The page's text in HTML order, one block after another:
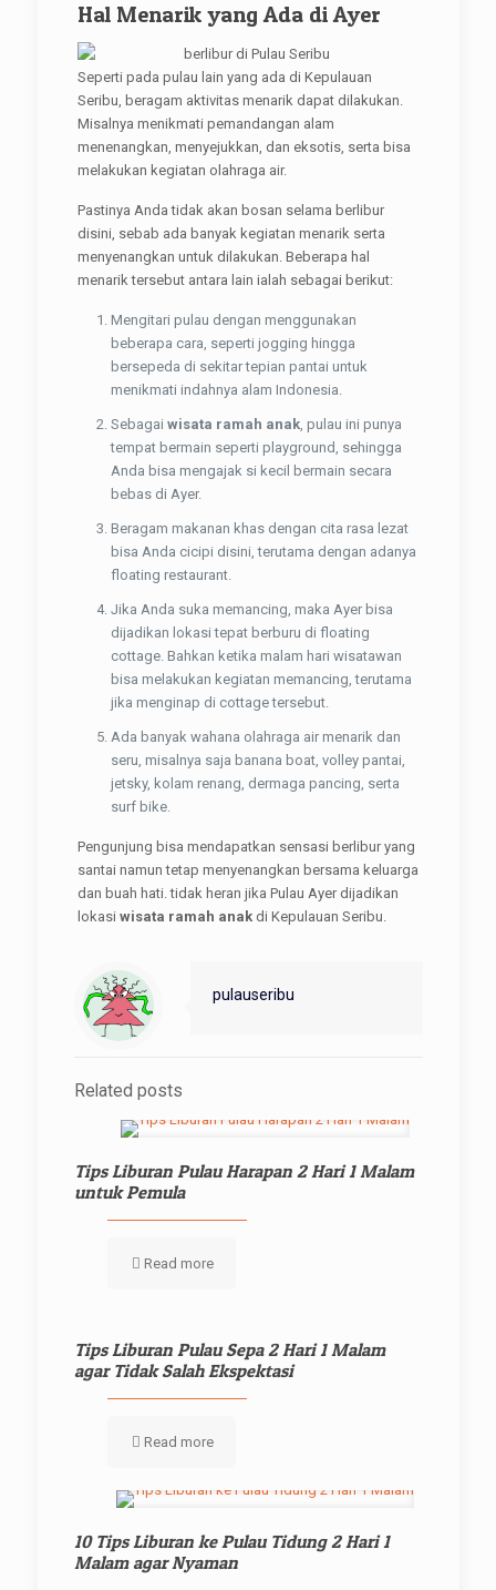
Hal Menarik yang Ada di Ayer
Seperti pada pulau lain yang ada di Kepulauan
Seribu, beragam aktivitas menarik dapat dilakukan.
Misalnya menikmati pemandangan alam
menenangkan, menyejukkan, dan eksotis, serta bisa
melakukan kegiatan olahraga air.
Pastinya Anda tidak akan bosan selama berlibur
disini, sebab ada banyak kegiatan menarik serta
menyenangkan untuk dilakukan. Beberapa hal
menarik tersebut antara lain ialah sebagai berikut:
Mengitari pulau dengan menggunakan
beberapa cara, seperti jogging hingga
bersepeda di sekitar tepian pantai untuk
menikmati indahnya alam Indonesia.
Sebagai wisata ramah anak, pulau ini punya
tempat bermain seperti playground, sehingga
Anda bisa mengajak si kecil bermain secara
bebas di Ayer.
Beragam makanan khas dengan cita rasa lezat
bisa Anda cicipi disini, terutama dengan adanya
floating restaurant.
Jika Anda suka memancing, maka Ayer bisa
dijadikan lokasi tepat berburu di floating
cottage. Bahkan ketika malam hari wisatawan
bisa melakukan kegiatan memancing, terutama
jika menginap di cottage tersebut.
Ada banyak wahana olahraga air menarik dan
seru, misalnya saja banana boat, volley pantai,
jetsky, kolam renang, dermaga pancing, serta
surf bike.
Pengunjung bisa mendapatkan sensasi berlibur yang
santai namun tetap menyenangkan bersama keluarga
dan buah hati. tidak heran jika Pulau Ayer dijadikan
lokasi wisata ramah anakdi Kepulauan Seribu.
pulauseribu
Related posts
Tips Liburan Pulau Harapan 2 Hari 1 Malam
untuk Pemula
Read more
Tips Liburan Pulau Sepa 2 Hari 1 Malam
agar Tidak Salah Ekspektasi
Read more
10 Tips Liburan ke Pulau Tidung 2 Hari 1
Malam agar Nyaman